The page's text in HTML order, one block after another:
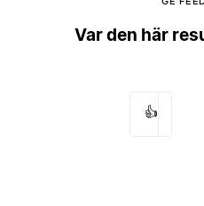
Var den här
👍